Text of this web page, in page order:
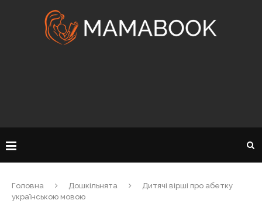
Головна Дошкільнята
Дитячі вірші про абетку
українською мовою